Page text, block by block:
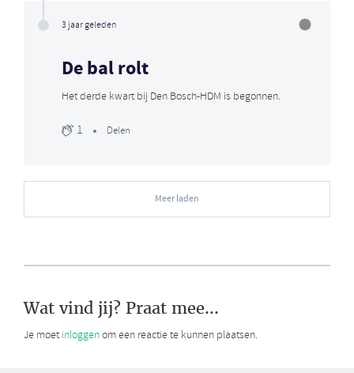
3 jaar geleden
De bal rolt
Het derde kwart bij Den Bosch-HDM is begonnen.
1 Delen
Meer laden
Wat vind jij? Praat mee...
Je moet inloggenom een reactie te kunnen plaatsen.